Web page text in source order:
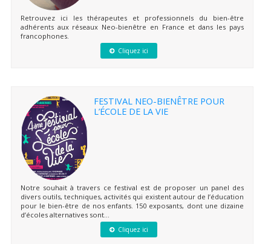
Retrouvez ici les thérapeutes et professionnels du bien-être
adhérents aux réseaux Neo-bienêtre en France et dans les pays
francophones.
Cliquez ici
FESTIVAL NEO-BIENÊTRE POUR
L’ÉCOLE DE LA VIE
Notre souhait à travers ce festival est de proposer un panel des
divers outils, techniques, activités qui existent autour de l’éducation
pour le bien-être de nos enfants. 150 exposants, dont une dizaine
d’écoles alternatives sont...
Cliquez ici